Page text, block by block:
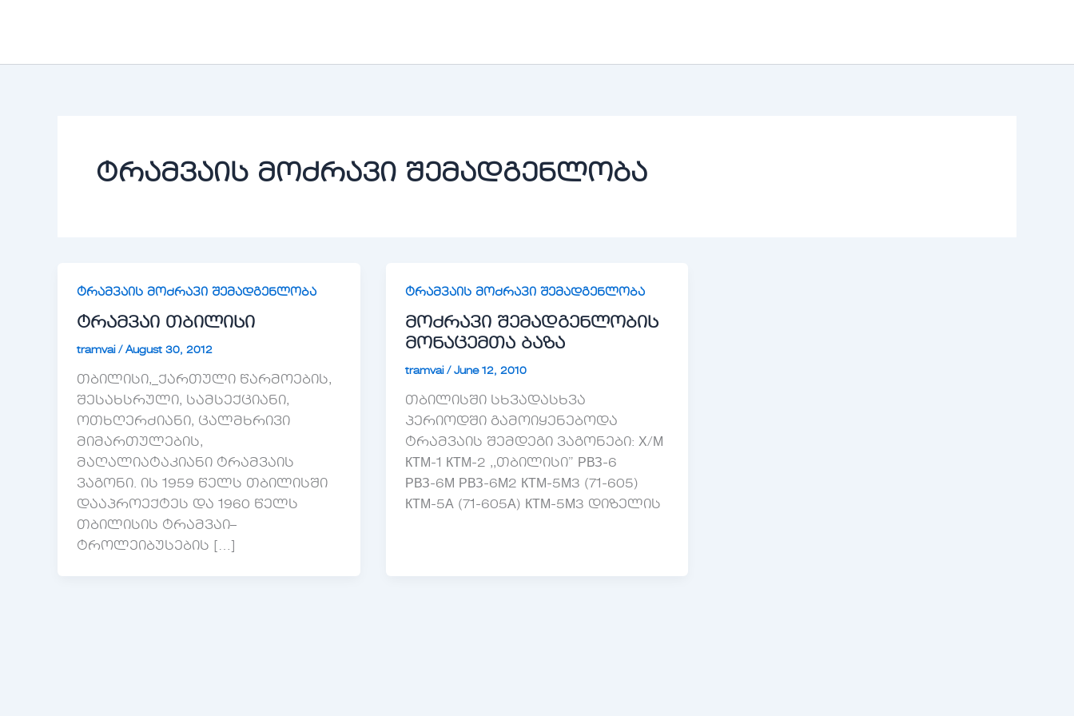
ტრამვაის მოძრავი შემადგენლობა
ტრამვაის მოძრავი შემადგენლობა
ტრამვაი თბილისი
tramvai / August 30, 2012
თბილისი,_ქართული წარმოების,
შესახსრული, სამსექციანი,
ოთხღერძიანი, ცალმხრივი
მიმართულების,
მაღალიატაკიანი ტრამვაის
ვაგონი. ის 1959 წელს თბილისში
დააპროექტეს და 1960 წელს
თბილისის ტრამვაი–
ტროლეიბუსების […]
ტრამვაის მოძრავი შემადგენლობა
მოძრავი შემადგენლობის
მონაცემთა ბაზა
tramvai / June 12, 2010
თბილისში სხვადასხვა
პერიოდში გამოიყენებოდა
ტრამვაის შემდეგი ვაგონები: Х/М
КТМ-1 КТМ-2 ,,თბილისი” РВЗ-6
РВЗ-6М РВЗ-6М2 КТМ-5М3 (71-605)
КТМ-5А (71-605А) КТМ-5М3 დიზელის